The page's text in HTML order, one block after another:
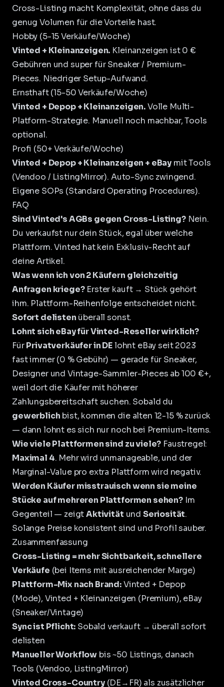
Cross-Listing macht Komplexität, ohne dass du
genug Volumen für die Vorteile hast.
Hobby (5-15 Verkäufe/Woche)
Vinted + Kleinanzeigen. Kleinanzeigen ist 0 €
Gebühren und super für Sneaker / Premium-
Pieces. Niedriger Setup-Aufwand.
Ernsthaft (15-50 Verkäufe/Woche)
Vinted + Depop + Kleinanzeigen.Volle Multi-
Platform-Strategie. Manuell noch machbar, Tools
optional.
Profi (50+ Verkäufe/Woche)
Vinted + Depop + Kleinanzeigen + eBay mit Tools
(Vendoo / ListingMirror). Auto-Sync zwingend.
Eigene SOPs (Standard Operating Procedures).
FAQ
Sind Vinted's AGBs gegen Cross-Listing?Nein.
Du verkaufst nur dein Stück, egal über welche
Plattform. Vinted hat kein Exklusiv-Recht auf
deine Artikel.
Was wenn ich von 2 Käufern gleichzeitig
Anfragen kriege?Erster kauft → Stück gehört
ihm. Plattform-Reihenfolge entscheidet nicht.
Sofort delisten überall sonst.
Lohnt sich eBay für Vinted-Reseller wirklich?
FürPrivatverkäufer in DElohnt eBay seit 2023
fast immer (0 % Gebühr) — gerade für Sneaker,
Designer und Vintage-Sammler-Pieces ab 100 €+,
weil dort die Käufer mit höherer
Zahlungsbereitschaft suchen. Sobald du
gewerblich bist, kommen die alten 12-15 % zurück
— dann lohnt es sich nur noch bei Premium-Items.
Wie viele Plattformen sind zu viele? Faustregel:
Maximal 4. Mehr wird unmanageable, und der
Marginal-Value pro extra Plattform wird negativ.
Werden Käufer misstrauisch wenn sie meine
Stücke auf mehreren Plattformen sehen?Im
Gegenteil — zeigtAktivität und Seriosität.
Solange Preise konsistent sind und Profil sauber.
Zusammenfassung
Cross-Listing = mehr Sichtbarkeit, schnellere
Verkäufe (bei Items mit ausreichender Marge)
Plattform-Mix nach Brand:Vinted + Depop
(Mode), Vinted + Kleinanzeigen (Premium), eBay
(Sneaker/Vintage)
Sync ist Pflicht: Sobald verkauft → überall sofort
delisten
Manueller Workflow bis ~50 Listings, danach
Tools (Vendoo, ListingMirror)
Vinted Cross-Country(DE→FR) als zusätzlicher